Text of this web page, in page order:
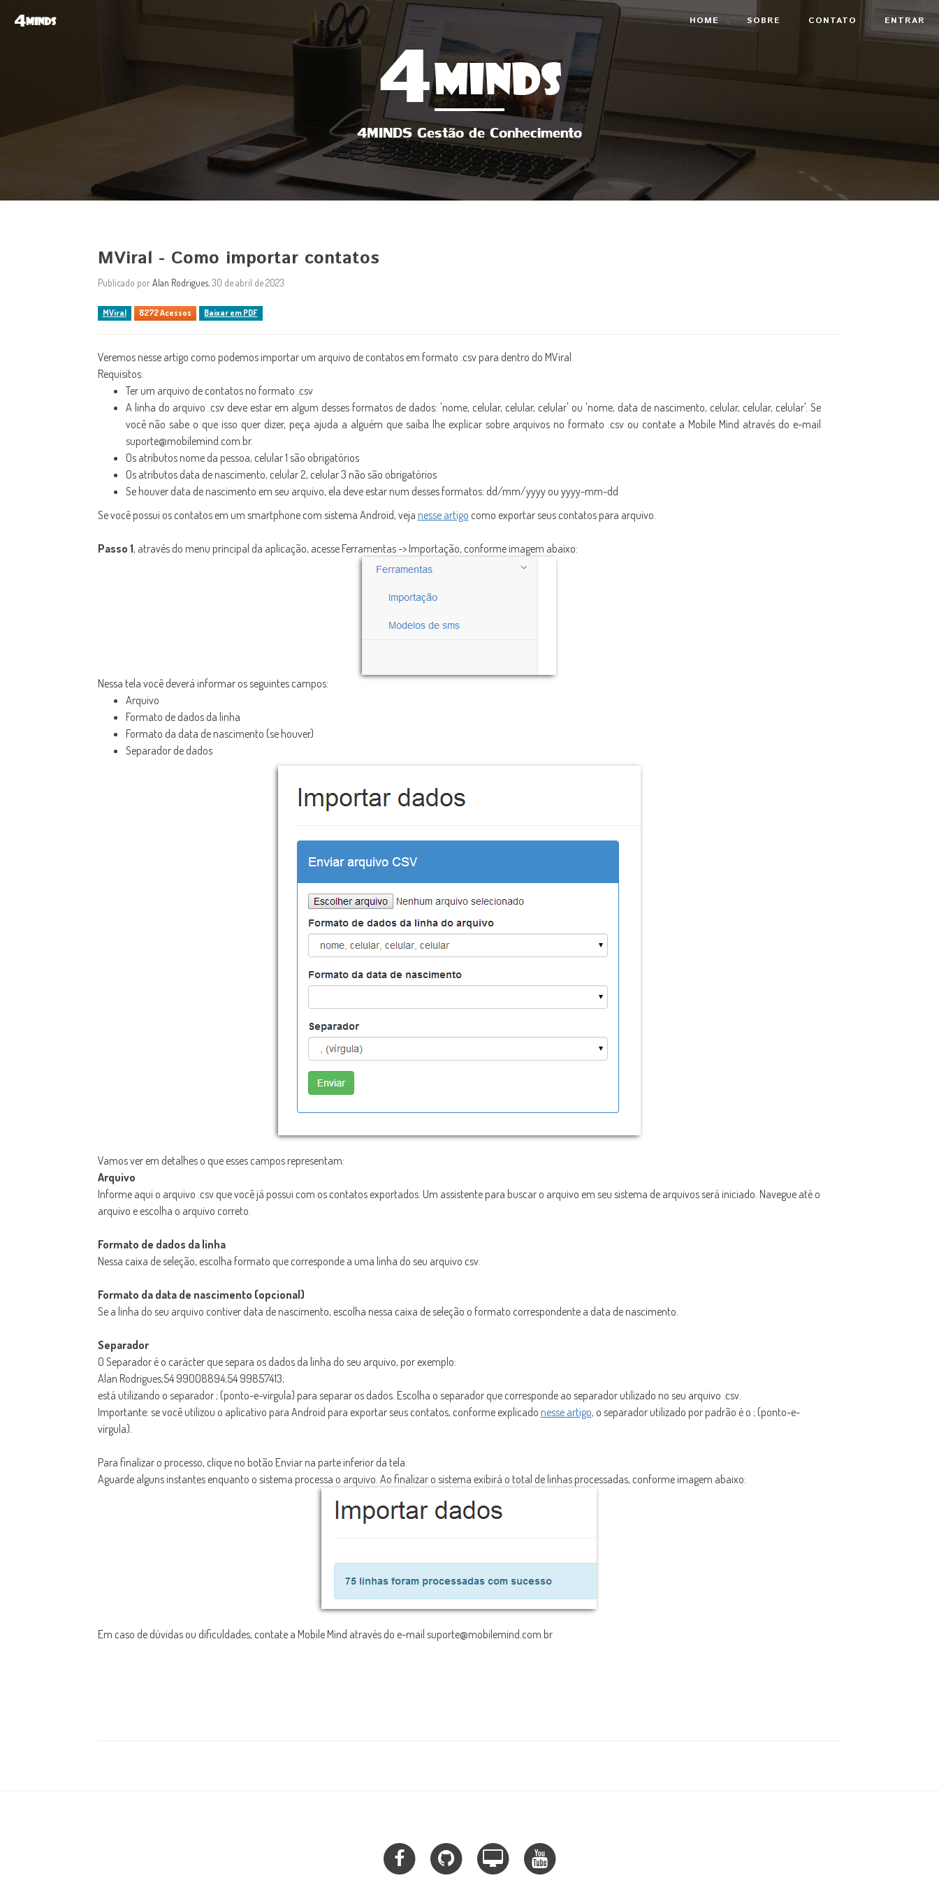
4MINDS HOME SOBRE CONTATO ENTRAR
4MINDS
4MINDS Gestão de Conhecimento
MViral - Como importar contatos
Publicado porAlan Rodrigues, 30 de abril de 2023
MViral 8272 Acessos Baixar em PDF
Veremos nesse artigo como podemos importar um arquivo de contatos em formato .csv para dentro do MViral
Requisitos:
Ter um arquivo de contatos no formato .csv
A linha do arquivo .csv deve estar em algum desses formatos de dados: 'nome, celular, celular, celular' ou 'nome, data de nascimento, celular, celular, celular'. Se
você não sabe o que isso quer dizer, peça ajuda a alguém que saiba lhe explicar sobre arquivos no formato .csv ou contate a Mobile Mind através do e-mail
suporte@mobilemind.com.br.
Os atributos nome da pessoa, celular 1 são obrigatórios
Os atributos data de nascimento, celular 2, celular 3 não são obrigatórios
Se houver data de nascimento em seu arquivo, ela deve estar num desses formatos: dd/mm/yyyy ou yyyy-mm-dd
Se você possui os contatos em um smartphone com sistema Android, veja nesse artigo como exportar seus contatos para arquivo.
Passo 1, através do menu principal da aplicação, acesse Ferramentas -> Importação, conforme imagem abaixo:
Nessa tela você deverá informar os seguintes campos:
Arquivo
Formato de dados da linha
Formato da data de nascimento (se houver)
Separador de dados
Vamos ver em detalhes o que esses campos representam:
Arquivo
Informe aqui o arquivo .csv que você já possui com os contatos exportados. Um assistente para buscar o arquivo em seu sistema de arquivos será iniciado. Navegue até o
arquivo e escolha o arquivo correto.
Formato de dados da linha
Nessa caixa de seleção, escolha formato que corresponde a uma linha do seu arquivo csv.
Formato da data de nascimento (opcional)
Se a linha do seu arquivo contiver data de nascimento, escolha nessa caixa de seleção o formato correspondente a data de nascimento.
Separador
O Separador é o carácter que separa os dados da linha do seu arquivo, por exemplo:
Alan Rodrigues;54 99008894;54 99857413;
está utilizando o separador ; (ponto-e-vírgula) para separar os dados. Escolha o separador que corresponde ao separador utilizado no seu arquivo .csv.
Importante: se você utilizou o aplicativo para Android para exportar seus contatos, conforme explicado nesse artigo, o separador utilizado por padrão é o ; (ponto-e-
vírgula).
Para finalizar o processo, clique no botão Enviar na parte inferior da tela.
Aguarde alguns instantes enquanto o sistema processa o arquivo. Ao finalizar o sistema exibirá o total de linhas processadas, conforme imagem abaixo:
Em caso de dúvidas ou dificuldades, contate a Mobile Mind através do e-mail suporte@mobilemind.com.br